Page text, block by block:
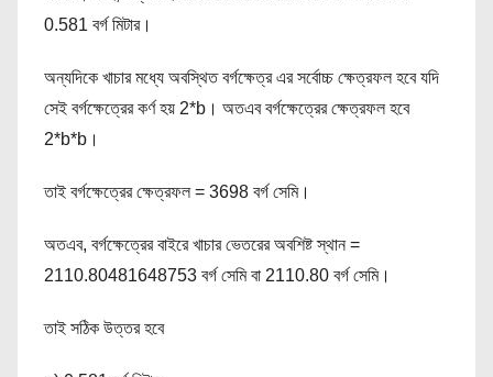
0.581 বর্গ মিটার।
অন্যদিকে খাচার মধ্যে অবস্থিত বর্গক্ষেত্র এর সর্বোচ্চ ক্ষেত্রফল হবে যদি
সেই বর্গক্ষেত্রের কর্ণ হয় 2*b। অতএব বর্গক্ষেত্রের ক্ষেত্রফল হবে
2*b*b।
তাই বর্গক্ষেত্রের ক্ষেত্রফল = 3698 বর্গ সেমি।
অতএব, বর্গক্ষেত্রের বাইরে খাচার ভেতরের অবশিষ্ট স্থান =
2110.80481648753 বর্গ সেমি বা 2110.80 বর্গ সেমি।
তাই সঠিক উত্তর হবে